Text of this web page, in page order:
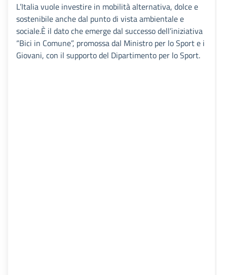
L’Italia vuole investire in mobilità alternativa, dolce e
sostenibile anche dal punto di vista ambientale e
sociale.È il dato che emerge dal successo dell’iniziativa
“Bici in Comune”, promossa dal Ministro per lo Sport e i
Giovani, con il supporto del Dipartimento per lo Sport.